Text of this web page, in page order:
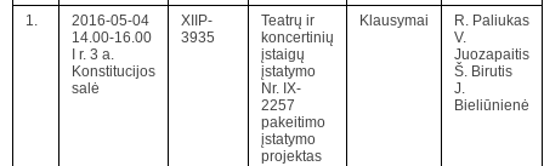
1.
2016-05-04
14.00-16.00
I r. 3 a.
Konstitucijos
salė
XIIP-
3935
Teatrų ir
koncertinių
įstaigų
įstatymo
Nr. IX-
2257
pakeitimo
įstatymo
projektas
Klausymai
R. Paliukas
V.
Juozapaitis
Š. Birutis
J.
Bieliūnienė